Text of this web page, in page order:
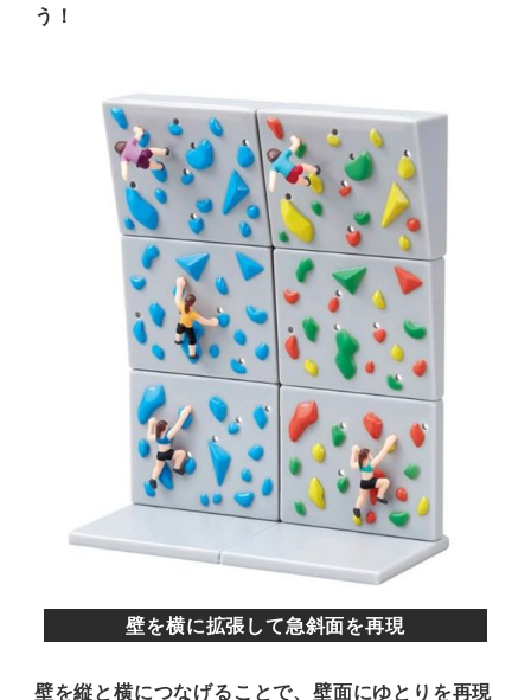
う！
壁を横に拡張して急斜面を再現
壁を縦と横につなげることで、壁面にゆとりを再現